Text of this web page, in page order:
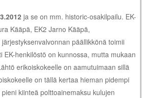
ja se on mm. historic-osakilpailu. EK-
Kääpä, EK2 Jarno Kääpä,
päällikkönä toimii
EK-henkilöstö on kunnossa, mutta mukaan
erikoiskokeelle on aamutuimaan sillä
on tällä kertaa hieman pidempi
kiinteä polttoainemaksu kulujen